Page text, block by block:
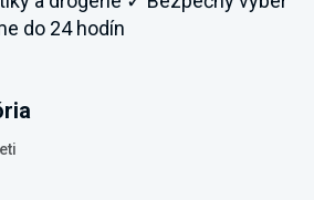
do 24 hodín